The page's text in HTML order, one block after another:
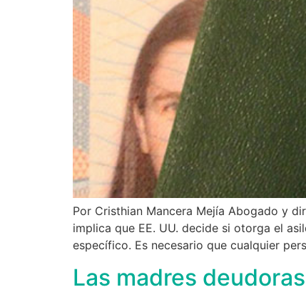
Por Cristhian Mancera Mejía Abogado y
implica que EE. UU. decide si otorga el
específico. Es necesario que cualquier
Las madres